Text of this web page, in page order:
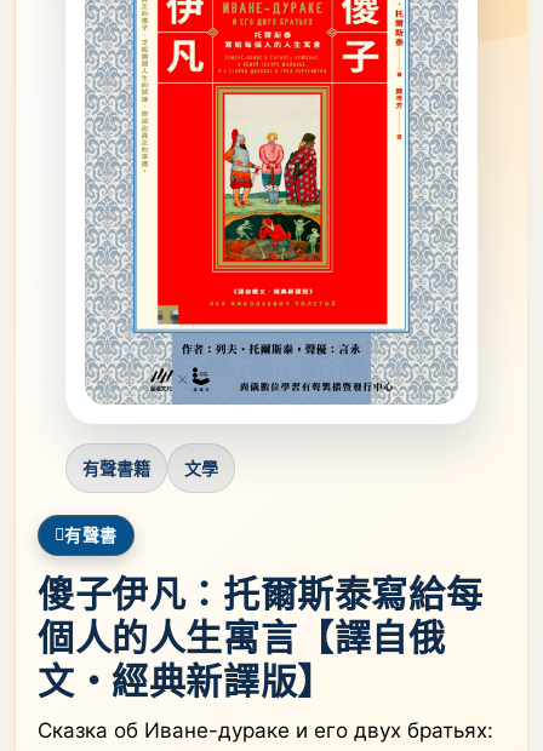
有聲書籍 文學
有聲書
傻子伊凡：托爾斯泰寫給每
個人的人生寓言【譯自俄
文‧經典新譯版】
Сказка об Иване-дураке и его двух братьях: